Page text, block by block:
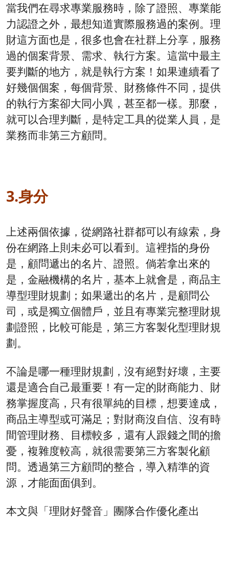
當我們在尋求專業服務時，除了證照、專業能
力認證之外，最想知道實際服務過的案例。理
財這方面也是，很多也會在社群上分享，服務
過的個案背景、需求、執行方案。這當中最主
要判斷的地方，就是執行方案！如果連續看了
好幾個個案，每個背景、財務條件不同，提供
的執行方案卻大同小異，甚至都一樣。那麼，
就可以合理判斷，是特定工具的從業人員，是
業務而非第三方顧問。
3.身分
上述兩個依據，從網路社群都可以有線索，身
份在網路上則未必可以看到。這裡指的身份
是，顧問遞出的名片、證照。倘若拿出來的
是，金融機構的名片，基本上就會是，商品主
導型理財規劃；如果遞出的名片，是顧問公
司，或是獨立個體戶，並且有專業完整理財規
劃證照，比較可能是，第三方客製化型理財規
劃。
不論是哪一種理財規劃，沒有絕對好壞，主要
還是適合自己最重要！有一定的財商能力、財
務掌握度高，只有很單純的目標，想要達成，
商品主導型或可滿足；對財商沒自信、沒有時
間管理財務、目標較多，還有人跟錢之間的擔
憂，複雜度較高，就很需要第三方客製化顧
問。透過第三方顧問的整合，導入精準的資
源，才能面面俱到。
本文與「理財好聲音」團隊合作優化產出